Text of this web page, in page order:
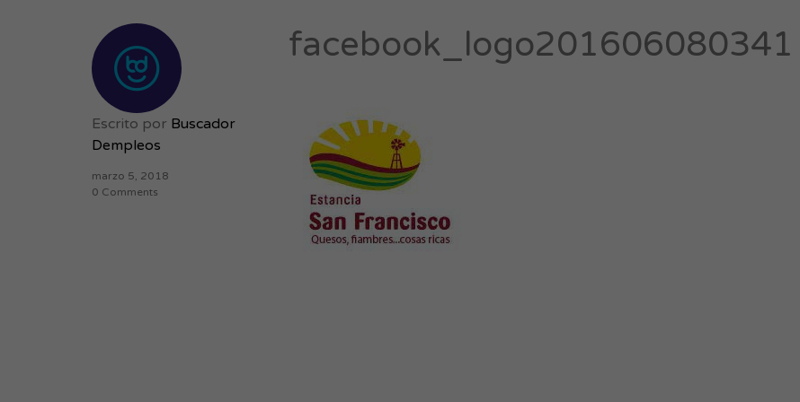
Escrito por Buscador
Dempleos
marzo 5, 2018
0 Comments
facebook_logo201606080341